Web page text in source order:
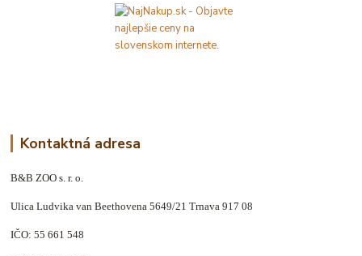
Kontaktná adresa
B&B ZOO s. r. o.
Ulica Ludvika van Beethovena 5649/21 Trnava 917 08
IČO: 55 661 548